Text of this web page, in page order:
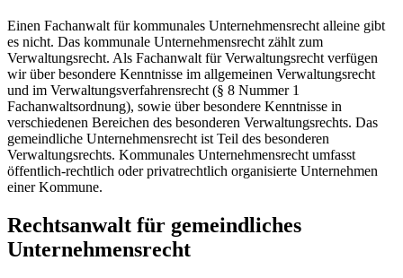
Einen Fachanwalt für kommunales Unternehmensrecht alleine gibt
es nicht. Das kommunale Unternehmensrecht zählt zum
Verwaltungsrecht. Als Fachanwalt für Verwaltungsrecht verfügen
wir über besondere Kenntnisse im allgemeinen Verwaltungsrecht
und im Verwaltungsverfahrensrecht (§ 8 Nummer 1
Fachanwaltsordnung), sowie über besondere Kenntnisse in
verschiedenen Bereichen des besonderen Verwaltungsrechts. Das
gemeindliche Unternehmensrecht ist Teil des besonderen
Verwaltungsrechts. Kommunales Unternehmensrecht umfasst
öffentlich-rechtlich oder privatrechtlich organisierte Unternehmen
einer Kommune.
Rechtsanwalt für gemeindliches
Unternehmensrecht